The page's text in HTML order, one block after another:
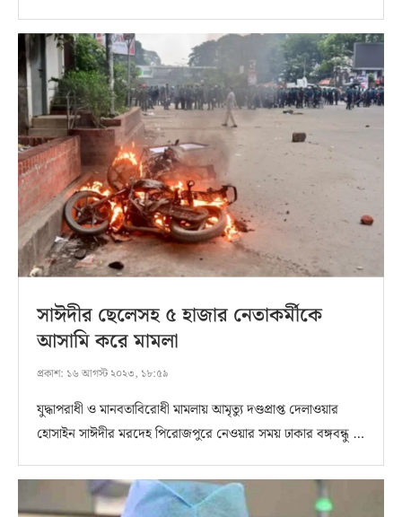
সাঈদীর ছেলেসহ ৫ হাজার নেতাকর্মীকে
আসামি করে মামলা
প্রকাশ: ১৬ আগস্ট ২০২৩, ১৮:৫৯
যুদ্ধাপরাধী ও মানবতাবিরোধী মামলায় আমৃত্যু দণ্ডপ্রাপ্ত দেলাওয়ার
হোসাইন সাঈদীর মরদেহ পিরোজপুরে নেওয়ার সময় ঢাকার বঙ্গবন্ধু …